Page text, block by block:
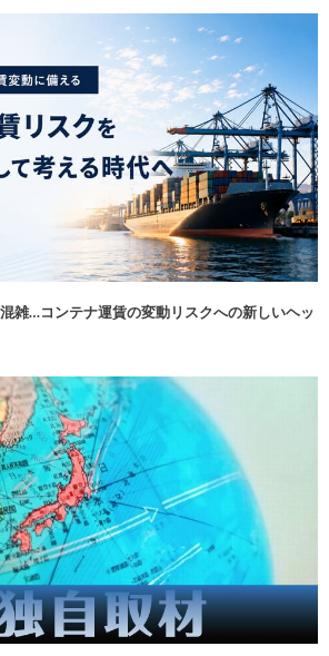
雑…コンテナ運賃の変動リスクへの新しいヘッ